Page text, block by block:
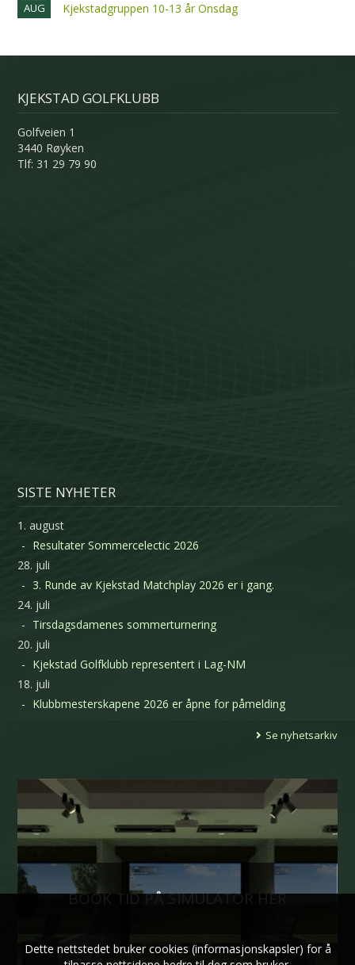
AUG
Kjekstadgruppen 10-13 år Onsdag
KJEKSTAD GOLFKLUBB
Golfveien 1
3440 Røyken
Tlf: 31 29 79 90
SISTE NYHETER
1. august
Resultater Sommercelectic 2026
28. juli
3. Runde av Kjekstad Matchplay 2026 er i gang.
24. juli
Tirsdagsdamenes sommerturnering
20. juli
Kjekstad Golfklubb representert i Lag-NM
18. juli
Klubbmesterskapene 2026 er åpne for påmelding
Se nyhetsarkiv
BOOK TID PÅ SIMULATOR HER
Dette nettstedet bruker cookies (informasjonskapsler) for å